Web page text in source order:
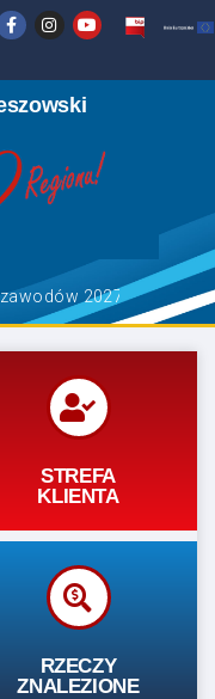
2027
dniem wolnym w
STREFA
KLIENTA
TWOJA SPRAWA
RZECZY
ZNALEZIONE
RZECZY